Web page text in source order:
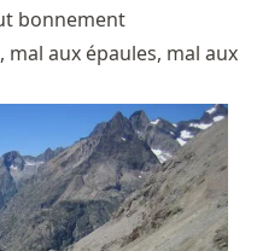
bonnement
aux épaules, mal aux